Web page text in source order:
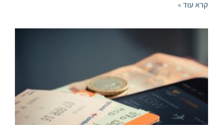
קרא עוד »